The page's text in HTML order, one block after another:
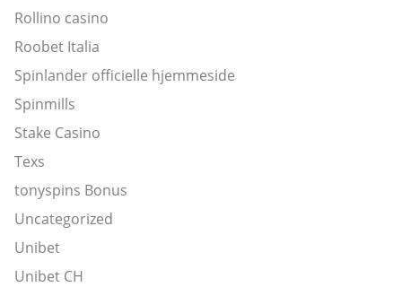
Rollino casino
Roobet Italia
Spinlander officielle hjemmeside
Spinmills
Stake Casino
Texs
tonyspins Bonus
Uncategorized
Unibet
Unibet CH